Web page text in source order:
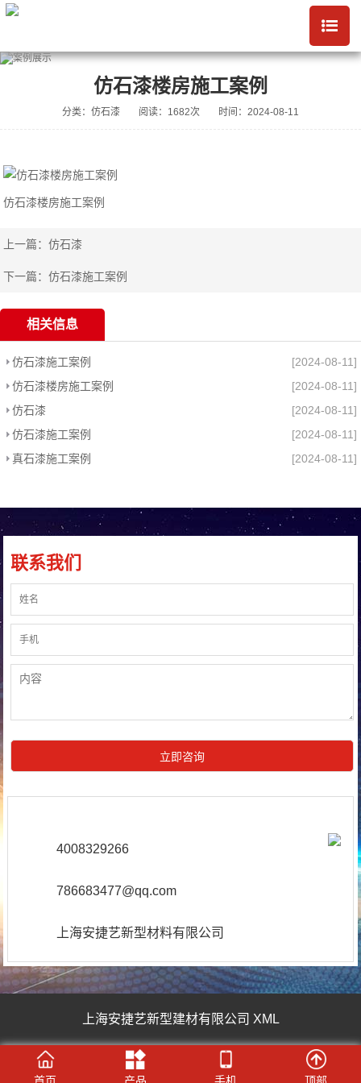
仿石漆楼房施工案例
分类：仿石漆 阅读：1682次 时间：2024-08-11
仿石漆楼房施工案例
上一篇：仿石漆
下一篇：仿石漆施工案例
相关信息
仿石漆施工案例
[2024-08-11]
仿石漆楼房施工案例
[2024-08-11]
仿石漆
[2024-08-11]
仿石漆施工案例
[2024-08-11]
真石漆施工案例
[2024-08-11]
联系我们
4008329266
786683477@qq.com
上海安捷艺新型材料有限公司
上海安捷艺新型建材有限公司 XML